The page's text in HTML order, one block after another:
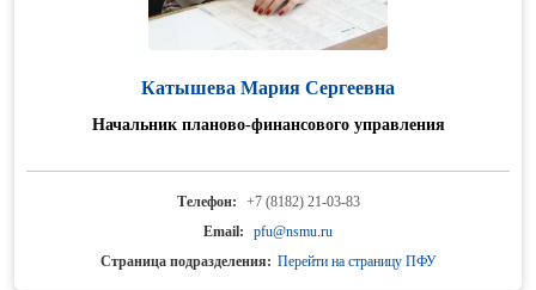
Катышева Мария Сергеевна
Начальник планово-финансового управления
Телефон:
+7 (8182) 21-03-83
Email:
pfu@nsmu.ru
Страница подразделения: Перейти на страницу ПФУ